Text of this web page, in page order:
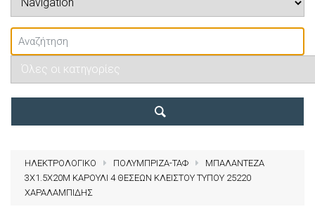
ΗΛΕΚΤΡΟΛΟΓΙΚΟ ΠΟΛΥΜΠΡΙΖΑ-ΤΑΦ
ΜΠΑΛΑΝΤΕΖΑ
3X1.5X20M ΚΑΡΟΥΛΙ 4 ΘΕΣΕΩΝ ΚΛΕΙΣΤΟΥ ΤΥΠΟΥ 25220
ΧΑΡΑΛΑΜΠΙΔΗΣ